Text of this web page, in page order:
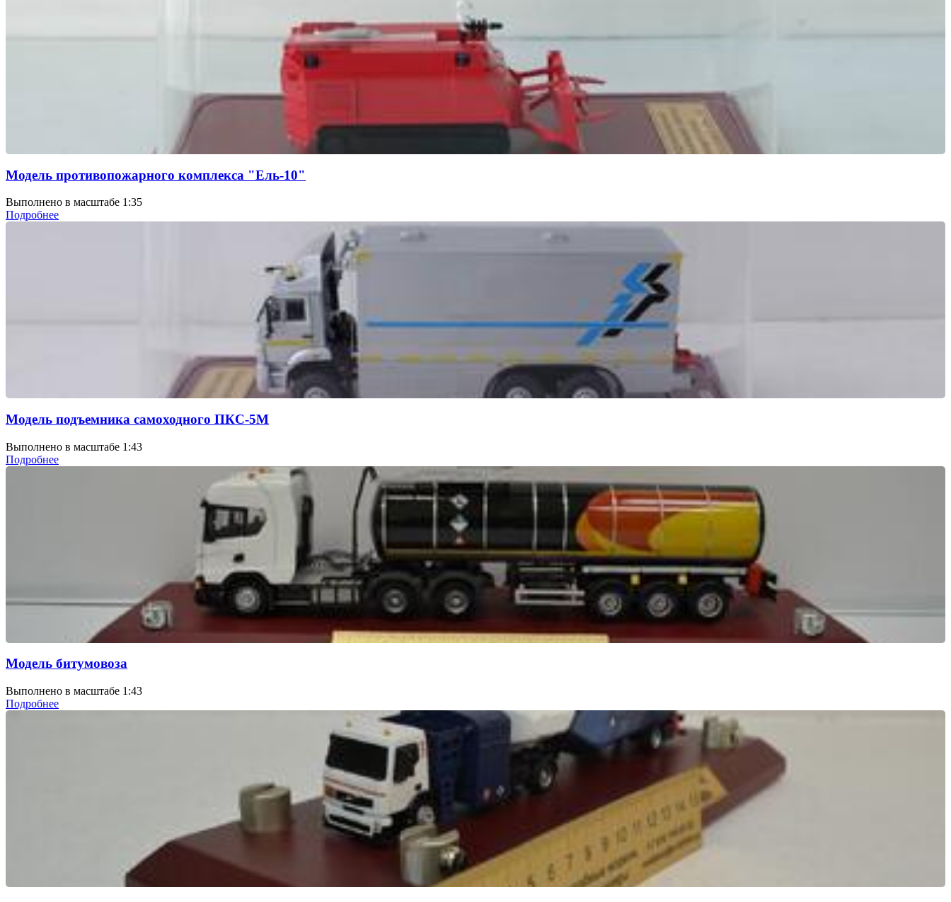
Модель противопожарного комплекса "Ель-10"
Выполнено в масштабе 1:35
Подробнее
Модель подъемника самоходного ПКС-5М
Выполнено в масштабе 1:43
Подробнее
Модель битумовоза
Выполнено в масштабе 1:43
Подробнее